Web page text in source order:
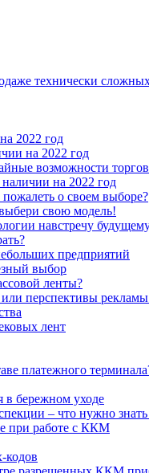
технически
2022 год
на 2022 год
возможности
на 2022 год
о своем выборе?
свою модель!
навстречу
предприятий
выбор
ленты?
перспективы
лент
платежного
в бережном уходе
– что нужно
при работе с ККМ